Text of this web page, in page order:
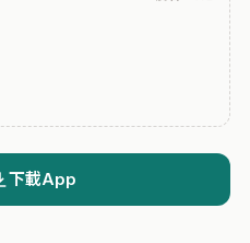
下載App